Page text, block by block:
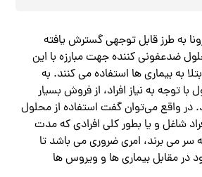
به طرز قابل توجهی گسترش یافته
ضدعفونی کننده جهت مبارزه با این
به بیماری ‌ها استفاده می کنند. به
توجه به نیاز افراد، از فروش بسیار
در واقع می‌توان گفت استفاده از محلول
شاغل و یا بطور کلی افرادی که مدت
سر می برند، امری ضروری می باشد تا
در مقابل بیماری ها و ویروس ها